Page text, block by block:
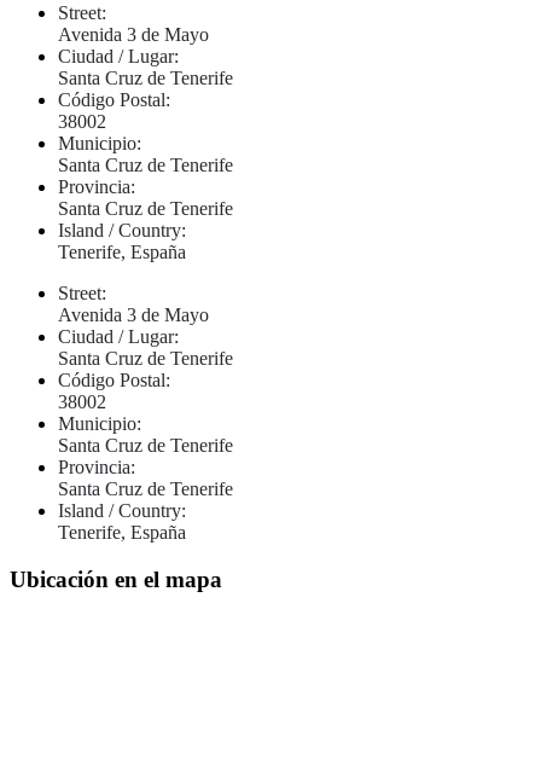
Street:
Avenida 3 de Mayo
Ciudad / Lugar:
Santa Cruz de Tenerife
Código Postal:
38002
Municipio:
Santa Cruz de Tenerife
Provincia:
Santa Cruz de Tenerife
Island / Country:
Tenerife, España
Street:
Avenida 3 de Mayo
Ciudad / Lugar:
Santa Cruz de Tenerife
Código Postal:
38002
Municipio:
Santa Cruz de Tenerife
Provincia:
Santa Cruz de Tenerife
Island / Country:
Tenerife, España
Ubicación en el mapa